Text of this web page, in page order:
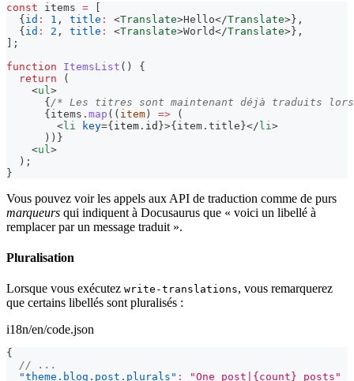
const items =
{ id : 1 , title : <Translate>Hello</Translate> } ,
{ id : 2 , title : <Translate>World</Translate> } ,
;
function
ItemsList ( )
{
return
(
<ul >
{ /* Les titres sont maintenant déjà traduits
{ items . map ( ( item ) =>
(
<li key={ item . id }>{ item . title }</ li >
) ) }
<ul >
  );
}
Vous pouvez voir les appels aux API de traduction comme de purs
marqueurs qui indiquent à Docusaurus que « voici un libellé à
remplacer par un message traduit ».
Pluralisation
Lorsque vous exécutez write-translations, vous remarquerez
que certains libellés sont pluralisés :
i18n/en/code.json
{
// ...
"theme.blog.post.plurals" :
"One post|{count} posts"